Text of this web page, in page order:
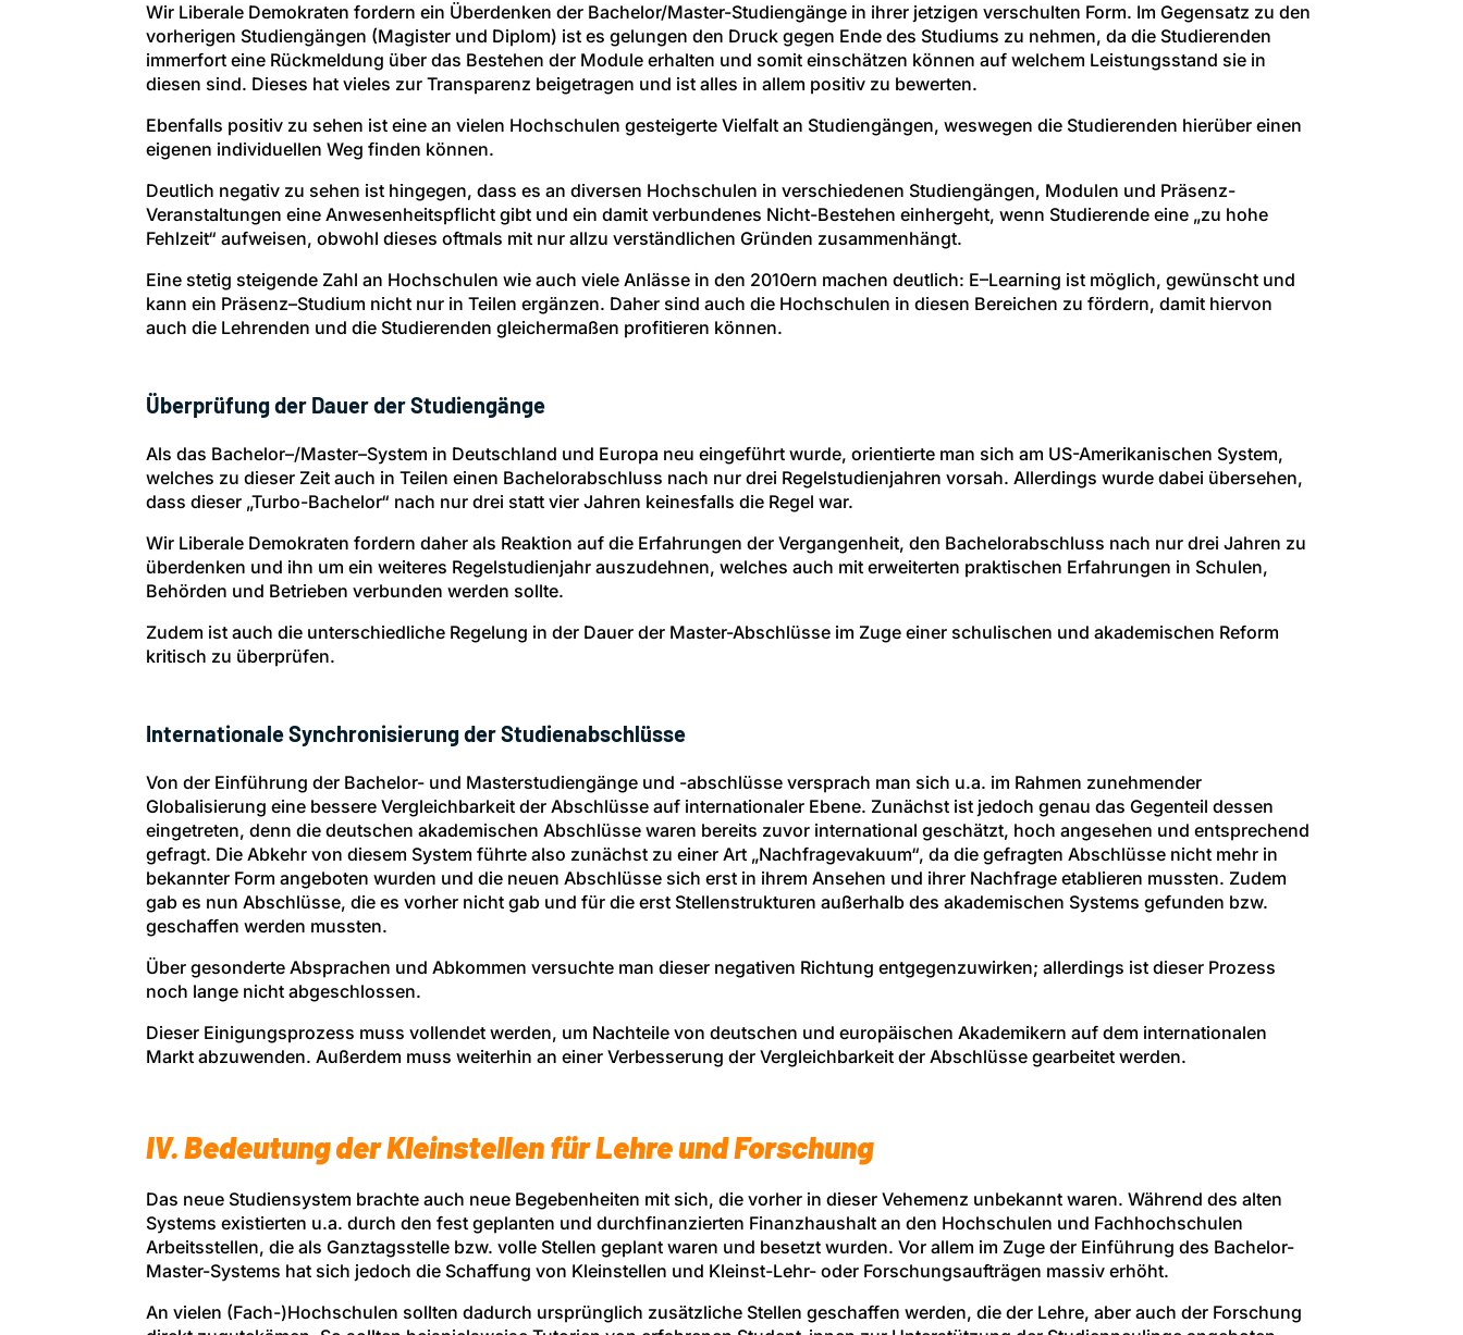
Wir Liberale Demokraten fordern ein Überdenken der Bachelor/Master-Studiengänge in ihrer jetzigen verschulten Form. Im Gegensatz zu den
vorherigen Studiengängen (Magister und Diplom) ist es gelungen den Druck gegen Ende des Studiums zu nehmen, da die Studierenden
immerfort eine Rückmeldung über das Bestehen der Module erhalten und somit einschätzen können auf welchem Leistungsstand sie in
diesen sind. Dieses hat vieles zur Transparenz beigetragen und ist alles in allem positiv zu bewerten.
Ebenfalls positiv zu sehen ist eine an vielen Hochschulen gesteigerte Vielfalt an Studiengängen, weswegen die Studierenden hierüber einen
eigenen individuellen Weg finden können.
Deutlich negativ zu sehen ist hingegen, dass es an diversen Hochschulen in verschiedenen Studiengängen, Modulen und Präsenz-
Veranstaltungen eine Anwesenheitspflicht gibt und ein damit verbundenes Nicht-Bestehen einhergeht, wenn Studierende eine „zu hohe
Fehlzeit“ aufweisen, obwohl dieses oftmals mit nur allzu verständlichen Gründen zusammenhängt.
Eine stetig steigende Zahl an Hochschulen wie auch viele Anlässe in den 2010ern machen deutlich: E–Learning ist möglich, gewünscht und
kann ein Präsenz–Studium nicht nur in Teilen ergänzen. Daher sind auch die Hochschulen in diesen Bereichen zu fördern, damit hiervon
auch die Lehrenden und die Studierenden gleichermaßen profitieren können.
Überprüfung der Dauer der Studiengänge
Als das Bachelor–/Master–System in Deutschland und Europa neu eingeführt wurde, orientierte man sich am US-Amerikanischen System,
welches zu dieser Zeit auch in Teilen einen Bachelorabschluss nach nur drei Regelstudienjahren vorsah. Allerdings wurde dabei übersehen,
dass dieser „Turbo-Bachelor“ nach nur drei statt vier Jahren keinesfalls die Regel war.
Wir Liberale Demokraten fordern daher als Reaktion auf die Erfahrungen der Vergangenheit, den Bachelorabschluss nach nur drei Jahren zu
überdenken und ihn um ein weiteres Regelstudienjahr auszudehnen, welches auch mit erweiterten praktischen Erfahrungen in Schulen,
Behörden und Betrieben verbunden werden sollte.
Zudem ist auch die unterschiedliche Regelung in der Dauer der Master-Abschlüsse im Zuge einer schulischen und akademischen Reform
kritisch zu überprüfen.
Internationale Synchronisierung der Studienabschlüsse
Von der Einführung der Bachelor- und Masterstudiengänge und -abschlüsse versprach man sich u.a. im Rahmen zunehmender
Globalisierung eine bessere Vergleichbarkeit der Abschlüsse auf internationaler Ebene. Zunächst ist jedoch genau das Gegenteil dessen
eingetreten, denn die deutschen akademischen Abschlüsse waren bereits zuvor international geschätzt, hoch angesehen und entsprechend
gefragt. Die Abkehr von diesem System führte also zunächst zu einer Art „Nachfragevakuum“, da die gefragten Abschlüsse nicht mehr in
bekannter Form angeboten wurden und die neuen Abschlüsse sich erst in ihrem Ansehen und ihrer Nachfrage etablieren mussten. Zudem
gab es nun Abschlüsse, die es vorher nicht gab und für die erst Stellenstrukturen außerhalb des akademischen Systems gefunden bzw.
geschaffen werden mussten.
Über gesonderte Absprachen und Abkommen versuchte man dieser negativen Richtung entgegenzuwirken; allerdings ist dieser Prozess
noch lange nicht abgeschlossen.
Dieser Einigungsprozess muss vollendet werden, um Nachteile von deutschen und europäischen Akademikern auf dem internationalen
Markt abzuwenden. Außerdem muss weiterhin an einer Verbesserung der Vergleichbarkeit der Abschlüsse gearbeitet werden.
IV. Bedeutung der Kleinstellen für Lehre und Forschung
Das neue Studiensystem brachte auch neue Begebenheiten mit sich, die vorher in dieser Vehemenz unbekannt waren. Während des alten
Systems existierten u.a. durch den fest geplanten und durchfinanzierten Finanzhaushalt an den Hochschulen und Fachhochschulen
Arbeitsstellen, die als Ganztagsstelle bzw. volle Stellen geplant waren und besetzt wurden. Vor allem im Zuge der Einführung des Bachelor-
Master-Systems hat sich jedoch die Schaffung von Kleinstellen und Kleinst-Lehr- oder Forschungsaufträgen massiv erhöht.
An vielen (Fach-)Hochschulen sollten dadurch ursprünglich zusätzliche Stellen geschaffen werden, die der Lehre, aber auch der Forschung